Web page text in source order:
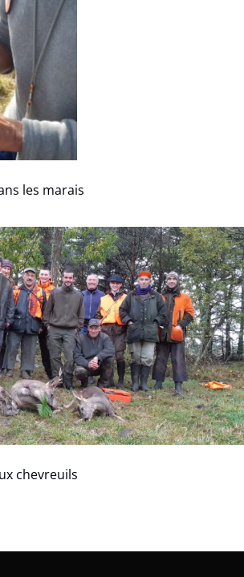
les marais
chevreuils